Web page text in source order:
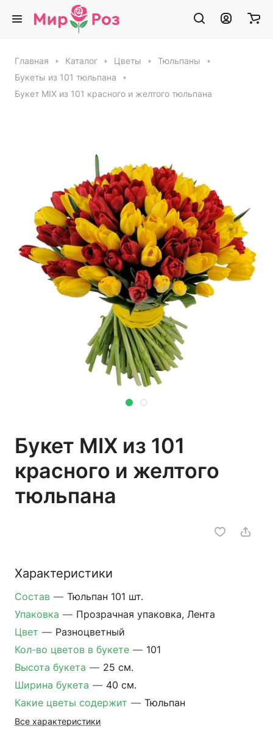
Главная Каталог Цветы
Тюльпаны
Букеты из 101 тюльпана
Букет MIX из 101 красного и желтого тюльпана
Букет MIX из 101
красного и желтого
тюльпана
Характеристики
Состав — Тюльпан 101 шт.
Упаковка — Прозрачная упаковка, Лента
Цвет — Разноцветный
Кол-во цветов в букете — 101
Высота букета — 25 см.
Ширина букета — 40 см.
Какие цветы содержит — Тюльпан
Все характеристики